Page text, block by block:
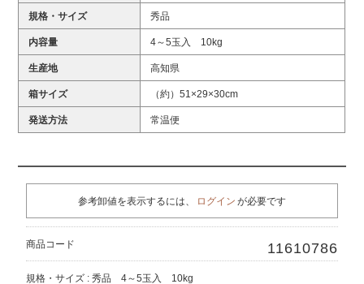
規格・サイズ 秀品
内容量 4～5玉入 10kg
生産地 高知県
箱サイズ （約）51×29×30cm
発送方法 常温便
参考卸値を表示するには、 ログイン が必要です
商品コード 11610786
規格・サイズ : 秀品 4～5玉入 10kg